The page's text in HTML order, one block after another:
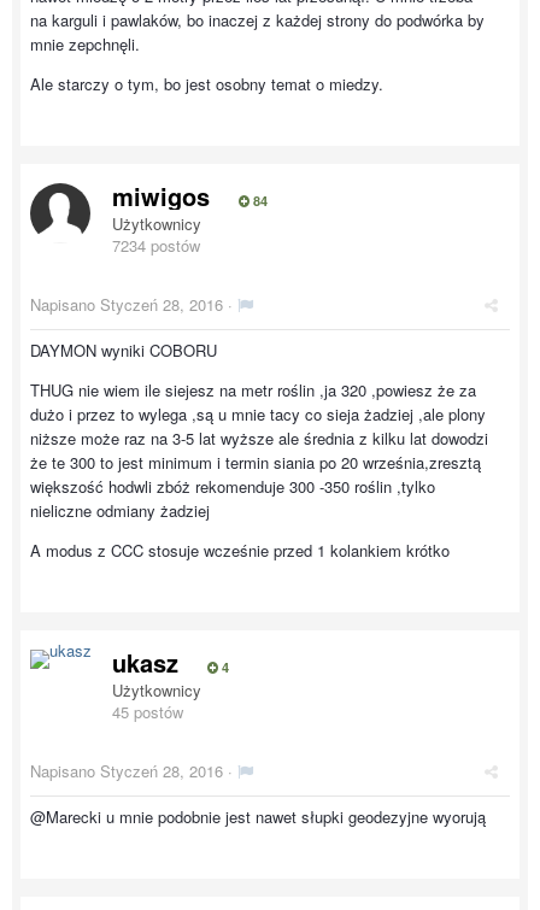
na karguli i pawlaków, bo inaczej z każdej strony do podwórka by
mnie zepchnęli.
Ale starczy o tym, bo jest osobny temat o miedzy.
miwigos 84
Użytkownicy
7234 postów
Napisano Styczeń 28, 2016 ·
DAYMON wyniki COBORU
THUG nie wiem ile siejesz na metr roślin ,ja 320 ,powiesz że za
dużo i przez to wylega ,są u mnie tacy co sieja żadziej ,ale plony
niższe może raz na 3-5 lat wyższe ale średnia z kilku lat dowodzi
że te 300 to jest minimum i termin siania po 20 września,zresztą
większość hodwli zbóż rekomenduje 300 -350 roślin ,tylko
nieliczne odmiany żadziej
A modus z CCC stosuje wcześnie przed 1 kolankiem krótko
ukasz 4
Użytkownicy
45 postów
Napisano Styczeń 28, 2016 ·
@Marecki u mnie podobnie jest nawet słupki geodezyjne wyorują